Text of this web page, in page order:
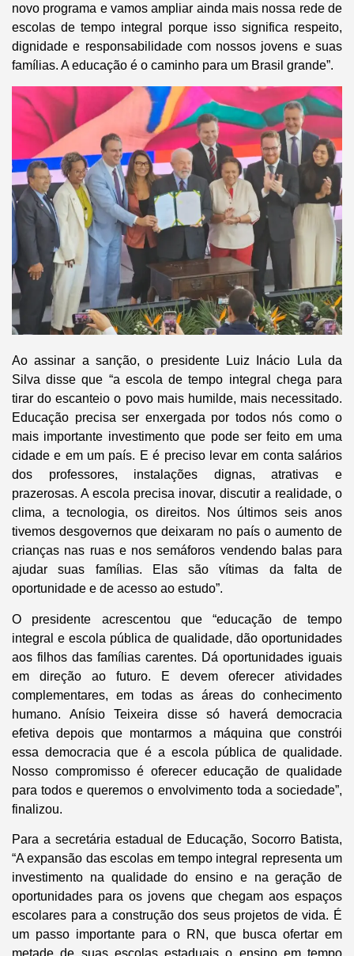
novo programa e vamos ampliar ainda mais nossa rede de
escolas de tempo integral porque isso significa respeito,
dignidade e responsabilidade com nossos jovens e suas
famílias. A educação é o caminho para um Brasil grande”.
Ao assinar a sanção, o presidente Luiz Inácio Lula da
Silva disse que “a escola de tempo integral chega para
tirar do escanteio o povo mais humilde, mais necessitado.
Educação precisa ser enxergada por todos nós como o
mais importante investimento que pode ser feito em uma
cidade e em um país. E é preciso levar em conta salários
dos professores, instalações dignas, atrativas e
prazerosas. A escola precisa inovar, discutir a realidade, o
clima, a tecnologia, os direitos. Nos últimos seis anos
tivemos desgovernos que deixaram no país o aumento de
crianças nas ruas e nos semáforos vendendo balas para
ajudar suas famílias. Elas são vítimas da falta de
oportunidade e de acesso ao estudo”.
O presidente acrescentou que “educação de tempo
integral e escola pública de qualidade, dão oportunidades
aos filhos das famílias carentes. Dá oportunidades iguais
em direção ao futuro. E devem oferecer atividades
complementares, em todas as áreas do conhecimento
humano. Anísio Teixeira disse só haverá democracia
efetiva depois que montarmos a máquina que constrói
essa democracia que é a escola pública de qualidade.
Nosso compromisso é oferecer educação de qualidade
para todos e queremos o envolvimento toda a sociedade”,
finalizou.
Para a secretária estadual de Educação, Socorro Batista,
“A expansão das escolas em tempo integral representa um
investimento na qualidade do ensino e na geração de
oportunidades para os jovens que chegam aos espaços
escolares para a construção dos seus projetos de vida. É
um passo importante para o RN, que busca ofertar em
metade de suas escolas estaduais o ensino em tempo